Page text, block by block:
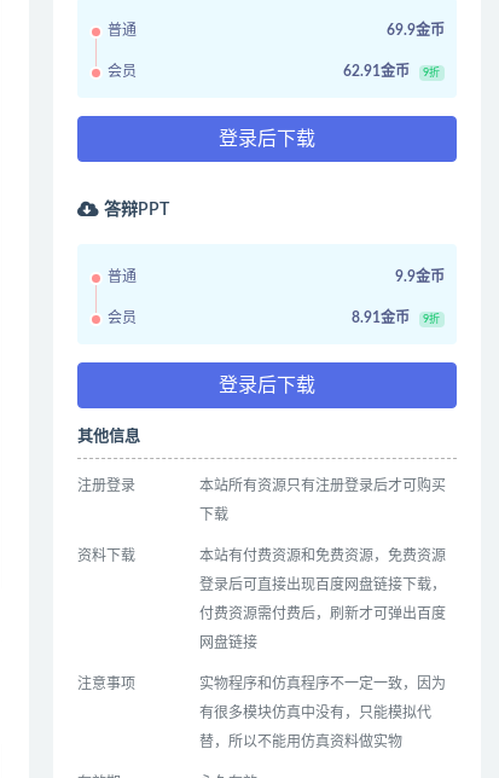
普通 69.9金币
会员 62.91金币 9折
登录后下载
答辩PPT
普通 9.9金币
会员 8.91金币 9折
登录后下载
其他信息
注册登录
本站所有资源只有注册登录后才可购买
下载
资料下载
本站有付费资源和免费资源，免费资源
登录后可直接出现百度网盘链接下载，
付费资源需付费后，刷新才可弹出百度
网盘链接
注意事项
实物程序和仿真程序不一定一致，因为
有很多模块仿真中没有，只能模拟代
替，所以不能用仿真资料做实物